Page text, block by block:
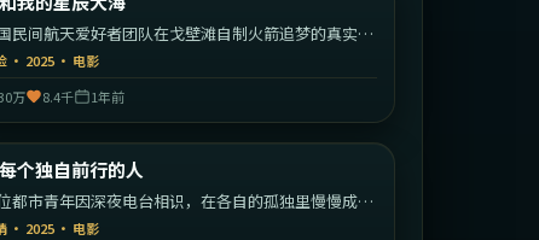
民间航天爱好者团队在戈壁滩自制火箭追梦的真实改
事。
· 2025 · 电影
万
8.4千 1年前
个独自前行的人
都市青年因深夜电台相识，在各自的孤独里慢慢成为
的灯塔。
· 2025 · 电影